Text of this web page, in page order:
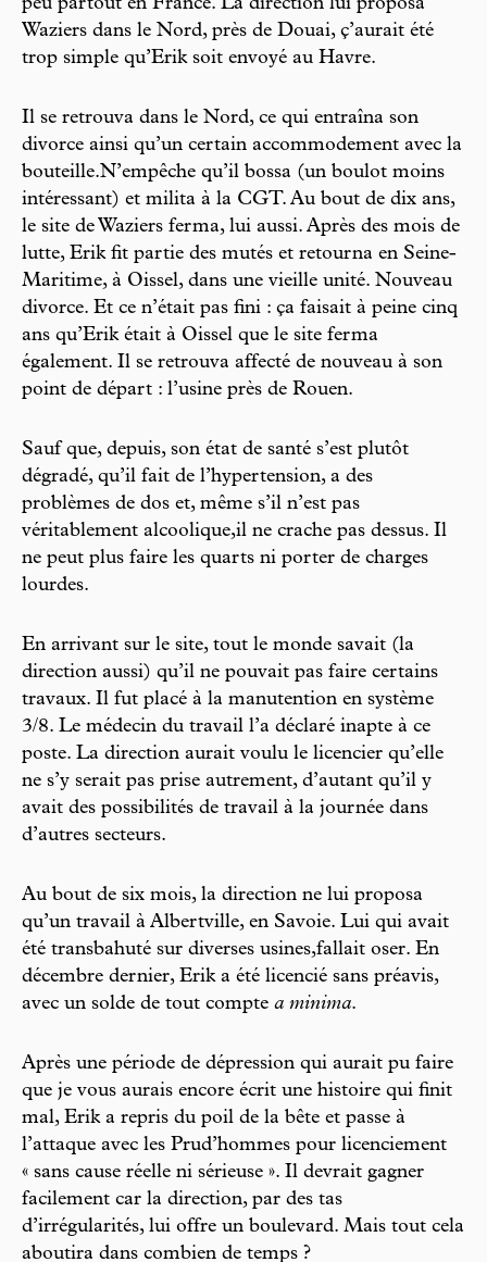
peu partout en France. La direction lui proposa
Waziers dans le Nord, près de Douai, ç’aurait été
trop simple qu’Erik soit envoyé au Havre.
Il se retrouva dans le Nord, ce qui entraîna son
divorce ainsi qu’un certain accommodement avec la
bouteille.N’empêche qu’il bossa (un boulot moins
intéressant) et milita à la CGT. Au bout de dix ans,
le site de Waziers ferma, lui aussi. Après des mois de
lutte, Erik fit partie des mutés et retourna en Seine-
Maritime, à Oissel, dans une vieille unité. Nouveau
divorce. Et ce n’était pas fini : ça faisait à peine cinq
ans qu’Erik était à Oissel que le site ferma
également. Il se retrouva affecté de nouveau à son
point de départ : l’usine près de Rouen.
Sauf que, depuis, son état de santé s’est plutôt
dégradé, qu’il fait de l’hypertension, a des
problèmes de dos et, même s’il n’est pas
véritablement alcoolique,il ne crache pas dessus. Il
ne peut plus faire les quarts ni porter de charges
lourdes.
En arrivant sur le site, tout le monde savait (la
direction aussi) qu’il ne pouvait pas faire certains
travaux. Il fut placé à la manutention en système
3/8. Le médecin du travail l’a déclaré inapte à ce
poste. La direction aurait voulu le licencier qu’elle
ne s’y serait pas prise autrement, d’autant qu’il y
avait des possibilités de travail à la journée dans
d’autres secteurs.
Au bout de six mois, la direction ne lui proposa
qu’un travail à Albertville, en Savoie. Lui qui avait
été transbahuté sur diverses usines,fallait oser. En
décembre dernier, Erik a été licencié sans préavis,
avec un solde de tout compte a minima.
Après une période de dépression qui aurait pu faire
que je vous aurais encore écrit une histoire qui finit
mal, Erik a repris du poil de la bête et passe à
l’attaque avec les Prud’hommes pour licenciement
« sans cause réelle ni sérieuse ». Il devrait gagner
facilement car la direction, par des tas
d’irrégularités, lui offre un boulevard. Mais tout cela
aboutira dans combien de temps ?